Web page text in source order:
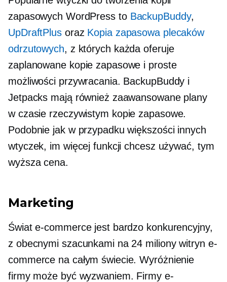
zapasowych WordPress to BackupBuddy,
UpDraftPlusoraz Kopia zapasowa plecaków
odrzutowych, z których każda oferuje
zaplanowane kopie zapasowe i proste
możliwości przywracania. BackupBuddy i
Jetpacks mają również zaawansowane plany
w czasie rzeczywistym kopie zapasowe.
Podobnie jak w przypadku większości innych
wtyczek, im więcej funkcji chcesz używać, tym
wyższa cena.
Marketing
Świat e-commerce jest bardzo konkurencyjny,
z obecnymi szacunkami na 24 miliony witryn e-
commerce na całym świecie. Wyróżnienie
firmy może być wyzwaniem. Firmy e-